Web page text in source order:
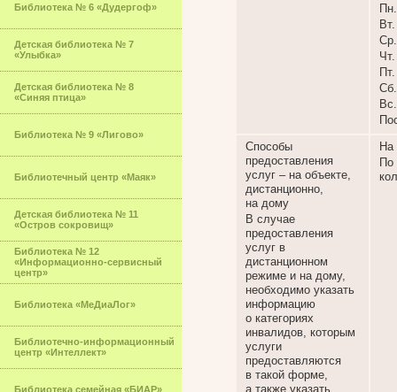
Библиотека № 6 «Дудергоф»
Детская библиотека № 7
«Улыбка»
Детская библиотека № 8
«Синяя птица»
Библиотека № 9 «Лигово»
Библиотечный центр «Маяк»
Детская библиотека № 11
«Остров сокровищ»
Библиотека № 12
«Информационно-сервисный
центр»
Библиотека «МеДиаЛог»
Библиотечно-информационный
центр «Интеллект»
Библиотека семейная «БИАР»
Способы
предоставления
услуг – на объекте,
дистанционно,
на дому
В случае
предоставления
услуг в
дистанционном
режиме и на дому,
необходимо указать
информацию
о категориях
инвалидов, которым
услуги
предоставляются
в такой форме,
а также указать
На
По